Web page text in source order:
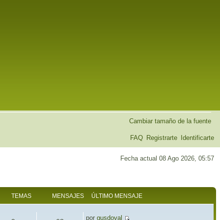
Cambiar tamaño de la fuente
FAQ Registrarte Identificarte
Fecha actual 08 Ago 2026, 05:57
TEMAS MENSAJES ÚLTIMO MENSAJE
por gusdoval